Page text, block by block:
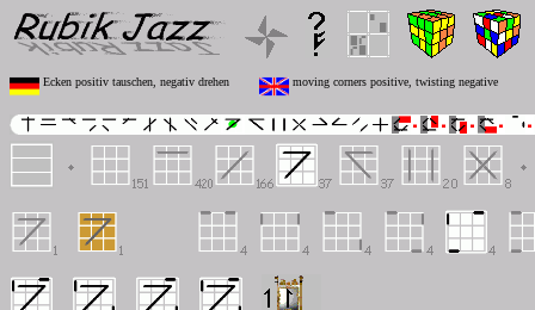
Ecken positiv tauschen, negativ drehen moving corners positive, twisting negative